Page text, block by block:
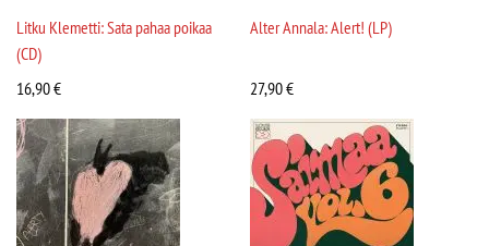
Litku Klemetti: Sata pahaa poikaa
(CD)
16,90€
Alter Annala: Alert! (LP)
27,90€